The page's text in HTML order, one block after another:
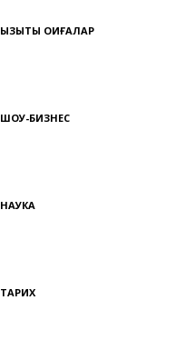
ҚЫЗЫҚТЫ ОҚИҒАЛАР
ШОУ-БИЗНЕС
НАУКА
ТАРИХ